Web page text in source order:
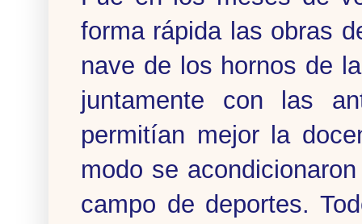
forma rápida las obras
nave de los hornos de
juntamente con las
permitían mejor la
modo se
campo de deportes.